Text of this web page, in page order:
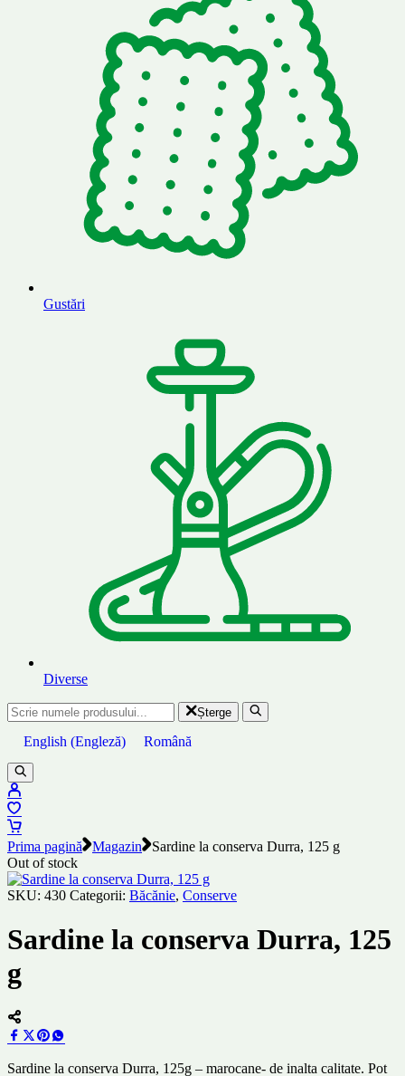
Gustări
Diverse
Șterge
English (Engleză) Română
Prima pagină Magazin
Sardine la conserva Durra, 125 g
Out of stock
SKU: 430 Categorii: Băcănie, Conserve
Sardine la conserva Durra, 125
g
Sardine la conserva Durra, 125g – marocane- de inalta calitate. Pot